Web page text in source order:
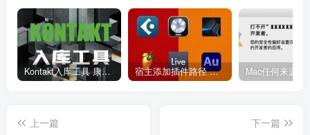
Kontakt入库工具 康泰克入库教程 宿主添加插件路径 插件路径设置 VSTPlugins路径
上一篇
下一篇